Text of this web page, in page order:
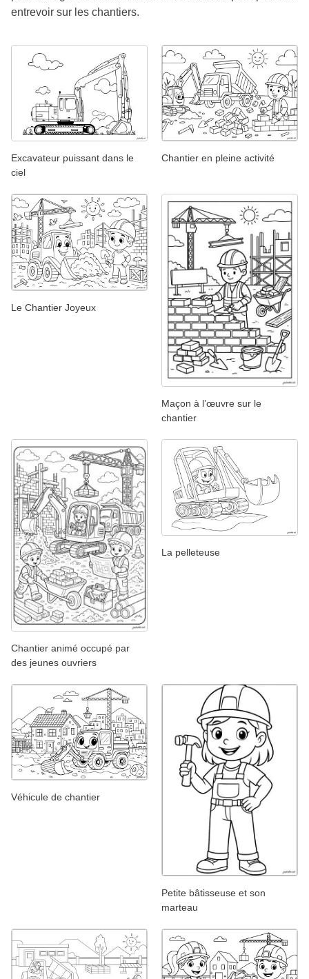
entrevoir sur les chantiers.
Excavateur puissant dans le
ciel
Chantier en pleine activité
Le Chantier Joyeux
Maçon à l’œuvre sur le
chantier
Chantier animé occupé par
des jeunes ouvriers
La pelleteuse
Véhicule de chantier
Petite bâtisseuse et son
marteau